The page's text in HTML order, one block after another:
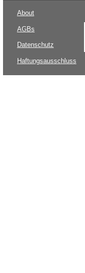
About
AGBs
Datenschutz
Haftungsausschluss